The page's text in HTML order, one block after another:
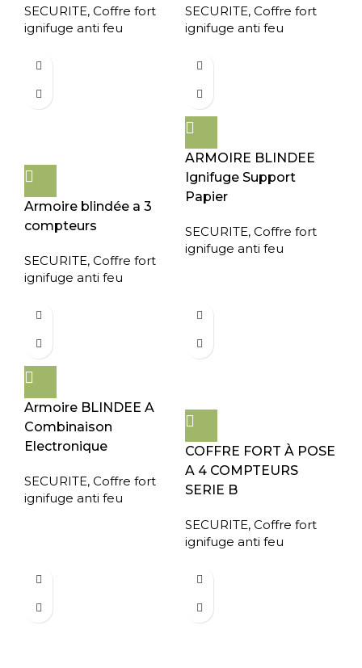
SECURITE, Coffre fort
ignifuge anti feu
SECURITE, Coffre fort
ignifuge anti feu
Armoire blindée a 3
compteurs
SECURITE, Coffre fort
ignifuge anti feu
ARMOIRE BLINDEE
Ignifuge Support
Papier
SECURITE, Coffre fort
ignifuge anti feu
Armoire BLINDEE A
Combinaison
Electronique
SECURITE, Coffre fort
ignifuge anti feu
COFFRE FORT À POSE
A 4 COMPTEURS
SERIE B
SECURITE, Coffre fort
ignifuge anti feu